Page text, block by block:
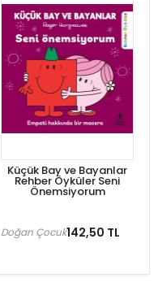
Küçük Bay ve Bayanlar
Rehber Öyküler Seni
Önemsiyorum
142,50 TL
Doğan Çocuk